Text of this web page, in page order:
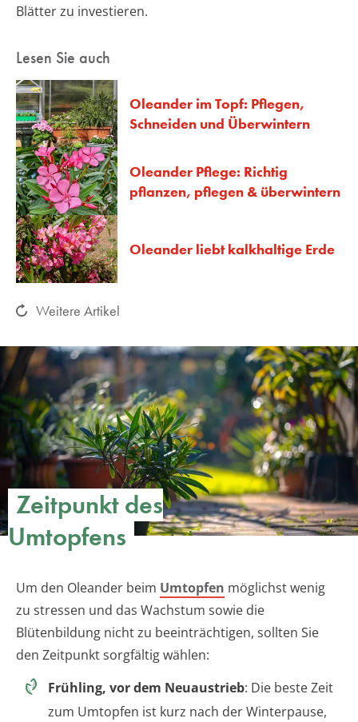
Blätter zu investieren.
Lesen Sie auch
Oleander im Topf: Pflegen,
Schneiden und Überwintern
Oleander Pflege: Richtig
pflanzen, pflegen & überwintern
Oleander liebt kalkhaltige Erde
Weitere Artikel
Zeitpunkt des
Umtopfens
Um den Oleander beim Umtopfen möglichst wenig
zu stressen und das Wachstum sowie die
Blütenbildung nicht zu beeinträchtigen, sollten Sie
den Zeitpunkt sorgfältig wählen:
Frühling, vor dem Neuaustrieb: Die beste Zeit
zum Umtopfen ist kurz nach der Winterpause,